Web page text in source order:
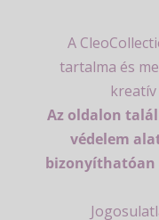
A
tartalma és
Az oldalon
védelem
bizonyíthatóan